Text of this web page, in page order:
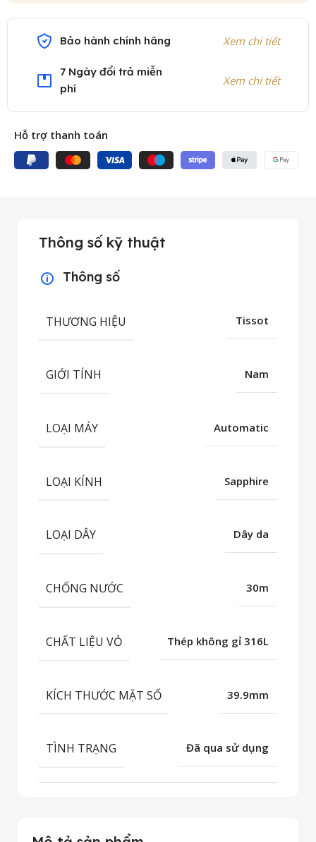
Bảo hành chính hãng Xem chi tiết
7 Ngày đổi trả miễn
phí
Xem chi tiết
Hỗ trợ thanh toán
Thông số kỹ thuật
Thông số
THƯƠNG HIỆU Tissot
GIỚI TÍNH Nam
LOẠI MÁY Automatic
LOẠI KÍNH Sapphire
LOẠI DÂY Dây da
CHỐNG NƯỚC 30m
CHẤT LIỆU VỎ Thép không gỉ 316L
KÍCH THƯỚC MẶT SỐ 39.9mm
TÌNH TRẠNG Đã qua sử dụng